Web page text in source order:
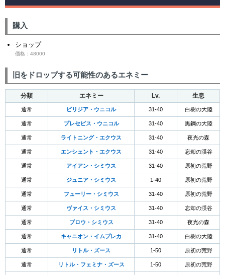
購入
ショップ
価格：48000
旧をドロップする可能性のあるエネミー
分類 エネミー Lv. 生息
通常 ビリジア・ウニコル 31-40 白樹の大陸
通常 プレセピス・ウニコル 31-40 黒鋼の大陸
通常 ライトニング・エクウス 31-40 夜光の森
通常 エンシェント・エクウス 31-40 忘却の渓谷
通常 アイアン・シミウス 31-40 原初の荒野
通常 ジュニア・シミウス 1-40 原初の荒野
通常 フューリー・シミウス 31-40 原初の荒野
通常 ヴァイス・シミウス 31-40 忘却の渓谷
通常 ブロウ・シミウス 31-40 夜光の森
通常 キャニオン・イムプレカ 31-40 白樹の大陸
通常 リトル・ズース 1-50 原初の荒野
通常 リトル・フェミナ・ズース 1-50 原初の荒野